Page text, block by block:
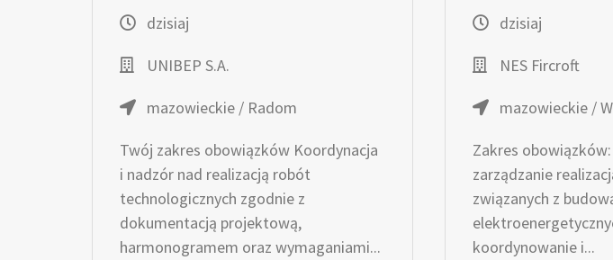
dzisiaj
UNIBEP S.A.
mazowieckie / Radom
Twój zakres obowiązków Koordynacja
i nadzór nad realizacją robót
technologicznych zgodnie z
dokumentacją projektową,
harmonogramem oraz wymaganiami...
dzisiaj
NES Fircroft
mazowieckie /
Zakres
zarządzanie
związanych z
koordynowanie i...